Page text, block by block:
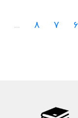
6
7
8
...